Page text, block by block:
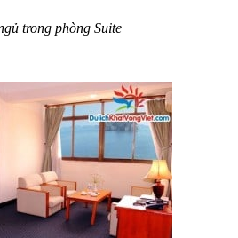
trong phòng Suite